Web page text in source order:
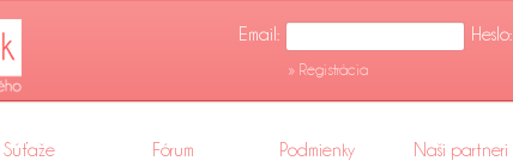
Email: Heslo:
» Registrácia
Súťaže Fórum Podmienky Naši partneri